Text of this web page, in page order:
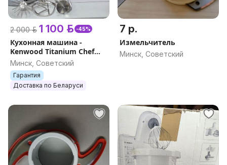
2 000 р. 1 100 р. -45%
Кухонная машина -
Kenwood Titanium Chef
Baker XL (KVL85.004SI /
Type KVL85)
Минск, Советский
Гарантия
Доставка по Беларуси
7 р.
Измельчитель
Минск, Советский